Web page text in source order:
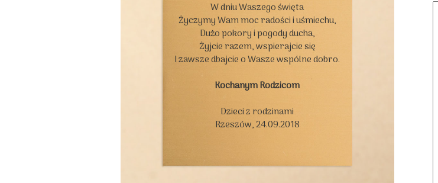
W dniu Waszego święta
Życzymy Wam moc radości i uśmiechu,
Dużo pokory i pogody ducha,
Żyjcie razem, wspierajcie się
I zawsze dbajcie o Wasze wspólne dobro.
Kochanym Rodzicom
Dzieci z rodzinami
Rzeszów, 24.09.2018